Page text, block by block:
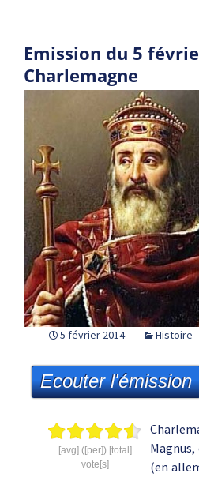
Emission du 5
Charlemagne
5 février 2014 Histoire
Ecouter l'émission
[avg] ([per]) [total]
vote[s]
Magnus,
(en